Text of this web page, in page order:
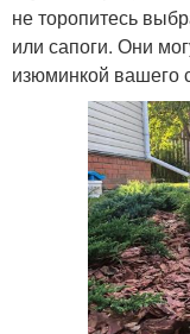
не торопитесь
или сапоги. Они
изюминкой вашего